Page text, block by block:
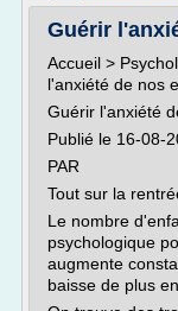
Guérir
Accueil >
l'anxiété de nos
Guérir l'anxiété
Publié le 16-08-
PAR
Tout sur la
Le nombre
psychologique
augmente
baisse de plus